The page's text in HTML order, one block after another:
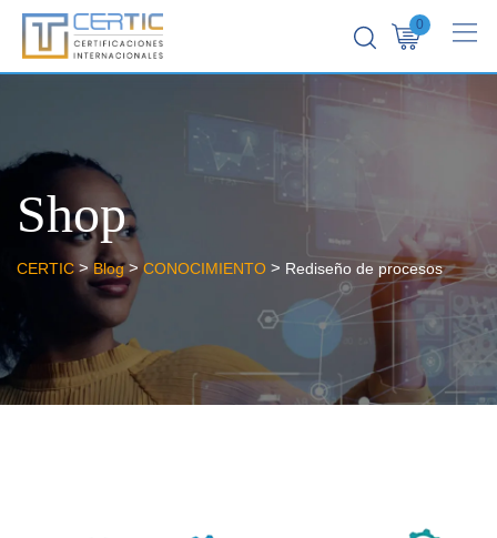
0
Shop
CERTIC>Blog> CONOCIMIENTO > Rediseño de procesos